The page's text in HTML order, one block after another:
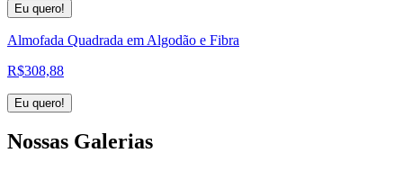
Eu quero!
Almofada Quadrada em Algodão e Fibra
R$308,88
Eu quero!
Nossas Galerias